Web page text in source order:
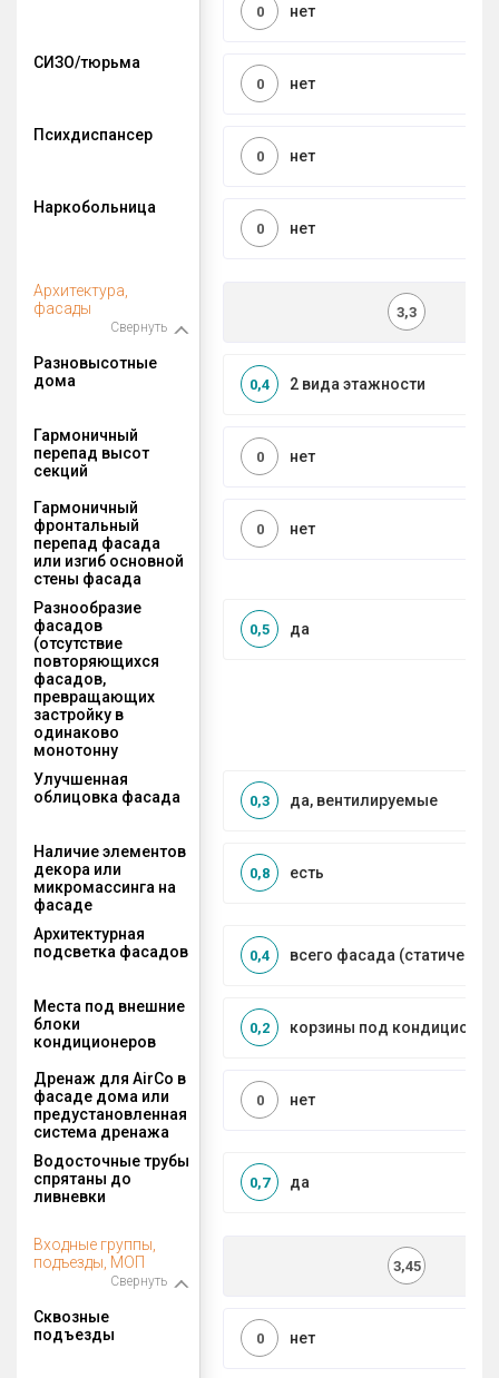
нет
0
СИЗО/тюрьма
нет
0
Психдиспансер
нет
0
Наркобольница
нет
0
Архитектура,
фасады
Свернуть
3,3
Разновысотные
дома
2 вида этажности
0,4
Гармоничный
перепад высот
секций
нет
0
Гармоничный
фронтальный
перепад фасада
или изгиб основной
стены фасада
нет
0
Разнообразие
фасадов
(отсутствие
повторяющихся
фасадов,
превращающих
застройку в
одинаково
монотонну
да
0,5
Улучшенная
облицовка фасада
да, вентилируемые
0,3
Наличие элементов
декора или
микромассинга на
фасаде
есть
0,8
Архитектурная
подсветка фасадов
всего фасада
0,4
Места под внешние
блоки
кондиционеров
корзины под
0,2
Дренаж для AirCo в
фасаде дома или
предустановленная
система дренажа
нет
0
Водосточные трубы
спрятаны до
ливневки
да
0,7
Входные группы,
подъезды, МОП
Свернуть
3,45
Сквозные
подъезды
нет
0